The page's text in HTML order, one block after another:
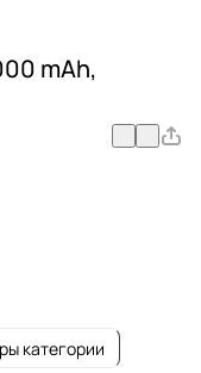
mAh,
категории